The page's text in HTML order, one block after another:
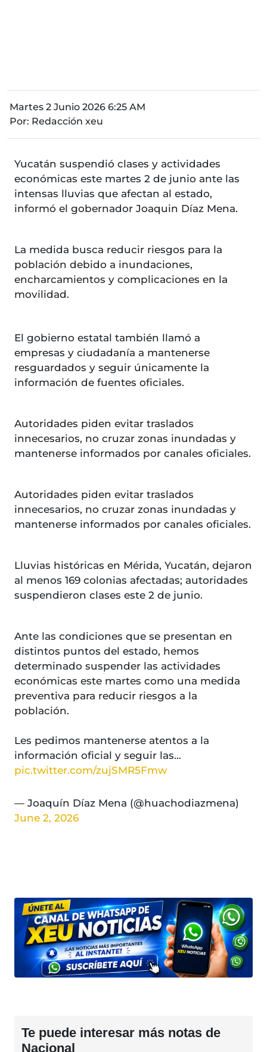
Martes 2 Junio 2026 6:25 AM
Por: Redacción xeu
Yucatán suspendió clases y actividades
económicas este martes 2 de junio ante las
intensas lluvias que afectan al estado,
informó el gobernador Joaquin Díaz Mena.
La medida busca reducir riesgos para la
población debido a inundaciones,
encharcamientos y complicaciones en la
movilidad.
El gobierno estatal también llamó a
empresas y ciudadanía a mantenerse
resguardados y seguir únicamente la
información de fuentes oficiales.
Autoridades piden evitar traslados
innecesarios, no cruzar zonas inundadas y
mantenerse informados por canales oficiales.
Autoridades piden evitar traslados
innecesarios, no cruzar zonas inundadas y
mantenerse informados por canales oficiales.
Lluvias históricas en Mérida, Yucatán, dejaron
al menos 169 colonias afectadas; autoridades
suspendieron clases este 2 de junio.
Ante las condiciones que se presentan en
distintos puntos del estado, hemos
determinado suspender las actividades
económicas este martes como una medida
preventiva para reducir riesgos a la
población.
Les pedimos mantenerse atentos a la
información oficial y seguir las…
pic.twitter.com/zujSMR5Fmw
— Joaquín Díaz Mena (@huachodiazmena)
June 2, 2026
Te puede interesar más notas de
Nacional